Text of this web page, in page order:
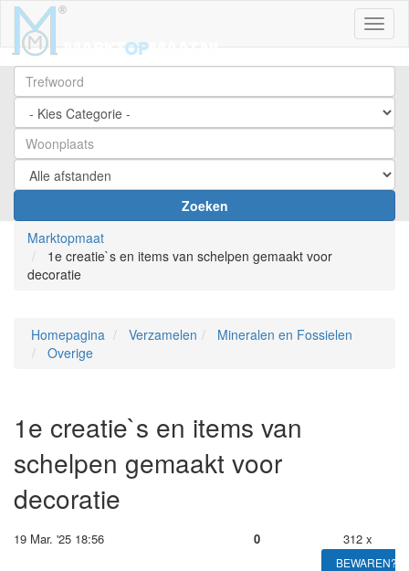
Zoeken
Marktopmaat
1e creatie`s en items van schelpen gemaakt voor
decoratie
Homepagina Verzamelen
Mineralen en Fossielen
Overige
1e creatie`s en items van
schelpen gemaakt voor
decoratie
19 Mar. '25 18:56 0 312 x
BEWAREN?